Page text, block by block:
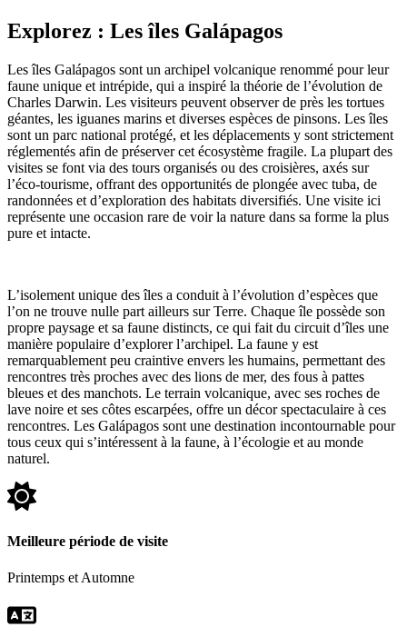
Explorez : Les îles Galápagos
Les îles Galápagos sont un archipel volcanique renommé pour leur
faune unique et intrépide, qui a inspiré la théorie de l’évolution de
Charles Darwin. Les visiteurs peuvent observer de près les tortues
géantes, les iguanes marins et diverses espèces de pinsons. Les îles
sont un parc national protégé, et les déplacements y sont strictement
réglementés afin de préserver cet écosystème fragile. La plupart des
visites se font via des tours organisés ou des croisières, axés sur
l’éco-tourisme, offrant des opportunités de plongée avec tuba, de
randonnées et d’exploration des habitats diversifiés. Une visite ici
représente une occasion rare de voir la nature dans sa forme la plus
pure et intacte.
L’isolement unique des îles a conduit à l’évolution d’espèces que
l’on ne trouve nulle part ailleurs sur Terre. Chaque île possède son
propre paysage et sa faune distincts, ce qui fait du circuit d’îles une
manière populaire d’explorer l’archipel. La faune y est
remarquablement peu craintive envers les humains, permettant des
rencontres très proches avec des lions de mer, des fous à pattes
bleues et des manchots. Le terrain volcanique, avec ses roches de
lave noire et ses côtes escarpées, offre un décor spectaculaire à ces
rencontres. Les Galápagos sont une destination incontournable pour
tous ceux qui s’intéressent à la faune, à l’écologie et au monde
naturel.
Meilleure période de visite
Printemps et Automne